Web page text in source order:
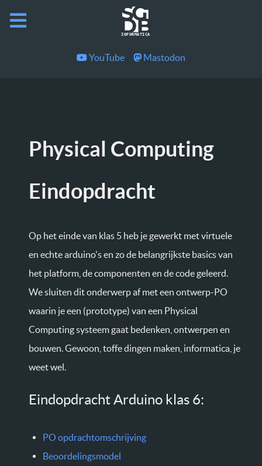
I N FOR MATICA
YouTube Mastodon
Physical Computing
Eindopdracht
Op het einde van klas 5 heb je gewerkt met virtuele
en echte arduino's en zo de belangrijkste basics van
het platform, de componenten en de code geleerd.
We sluiten dit onderwerp af met een ontwerp-PO
waarin je een (prototype) van een Physical
Computing systeem gaat bedenken, ontwerpen en
bouwen. Gewoon, toffe dingen maken, informatica, je
weet wel.
Eindopdracht Arduino klas 6:
PO opdrachtomschrijving
Beoordelingsmodel